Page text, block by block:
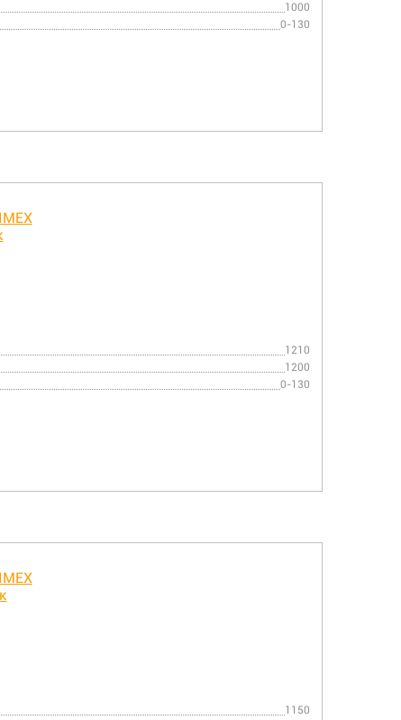
1000
0-130
1210
1200
0-130
1150